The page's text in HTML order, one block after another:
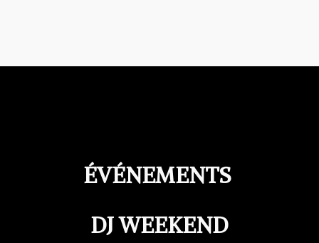
ÉVÉNEMENTS
DJ WEEKEND